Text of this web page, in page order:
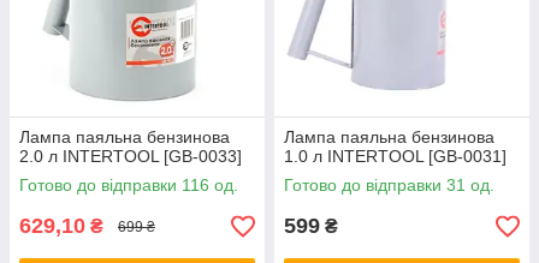
Лампа паяльна бензинова
2.0 л INTERTOOL [GB-0033]
Готово до відправки 116 од.
629,10 ₴ 699 ₴
Лампа паяльна бензинова
1.0 л INTERTOOL [GB-0031]
Готово до відправки 31 од.
599 ₴